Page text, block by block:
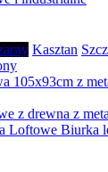
Kasztan
105x93cm z